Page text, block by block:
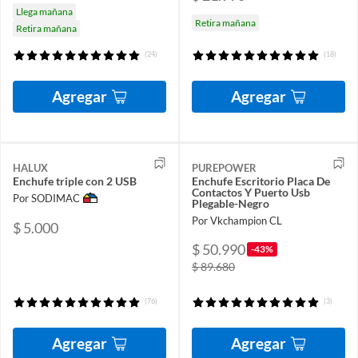
Llega mañana
Retira mañana
(24)
Agregar
Retira mañana
(18)
Agregar
HALUX
Enchufe triple con 2 USB
Por SODIMAC
$ 5.000
(76)
Agregar
PUREPOWER
Enchufe Escritorio Placa De
Contactos Y Puerto Usb
Plegable-Negro
Por Vkchampion CL
$ 50.990 -43%
$ 89.680
(3)
Agregar